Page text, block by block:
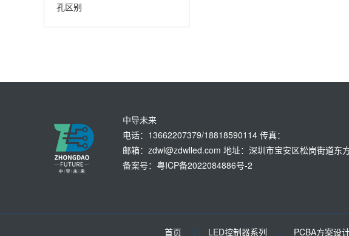
孔区别
中导未来
电话：13662207379/18818590114 传真：
邮箱：zdwl@zdwlled.com 地址：深圳市宝安区松岗街道东
备案号：粤ICP备2022084886号-2
首页 | LED控制器系列 | PCBA方案设